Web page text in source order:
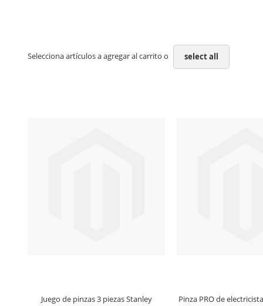
Selecciona artículos a agregar al carrito o select all
Juego de pinzas 3 piezas Stanley
Pinza PRO de